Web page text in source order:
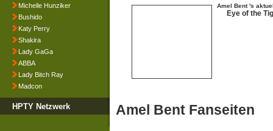
Michelle Hunziker
Bushido
Katy Perry
Shakira
Lady GaGa
ABBA
Lady Bitch Ray
Madcon
HPTY Netzwerk
Amel Bent 's
Eye of the
Amel Bent Fanseiten